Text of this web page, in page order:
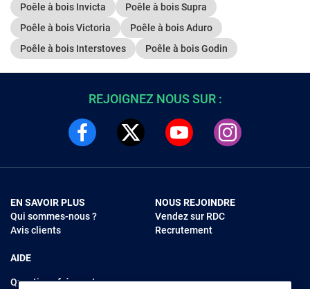
Poêle à bois Invicta
Poêle à bois Supra
Poêle à bois Victoria
Poêle à bois Aduro
Poêle à bois Interstoves
Poêle à bois Godin
REJOIGNEZ NOUS SUR :
EN SAVOIR PLUS
Qui sommes-nous ?
Avis clients
AIDE
Questions fréquentes
NOUS REJOINDRE
Vendez sur RDC
Recrutement